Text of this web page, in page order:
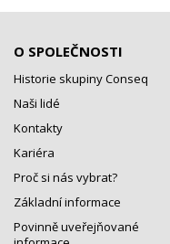
O SPOLEČNOSTI
Historie skupiny Conseq
Naši lidé
Kontakty
Kariéra
Proč si nás vybrat?
Základní informace
Povinně uveřejňované